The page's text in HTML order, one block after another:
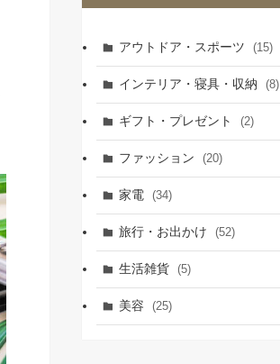
アウトドア・スポーツ (15)
インテリア・寝具・収納 (8)
ギフト・プレゼント (2)
ファッション (20)
家電 (34)
旅行・お出かけ (52)
生活雑貨 (5)
美容 (25)